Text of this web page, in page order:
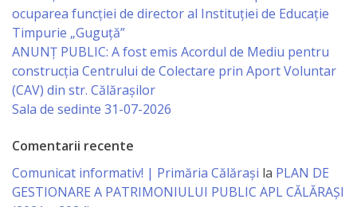
Economist
Primar
Viceprimarii
Specialist
Relații
cu
ocuparea funcției de director al Instituției de Educație
Timpurie „Guguță”
ANUNȚ PUBLIC: A fost emis Acordul de Mediu pentru
construcția Centrului de Colectare prin Aport Voluntar
(CAV) din str. Călărașilor
Sala de sedinte 31-07-2026
Comentarii recente
Comunicat informativ! | Primăria Călărași la PLAN DE
GESTIONARE A PATRIMONIULUI PUBLIC APL CĂLĂRAȘI